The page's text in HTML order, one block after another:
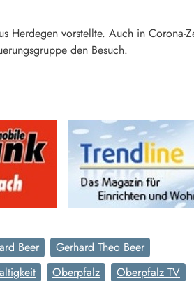
Herdegen vorstellte. Auch in Corona-
den Besuch.
Beer
Gerhard Theo Beer
Oberpfalz
Oberpfalz TV